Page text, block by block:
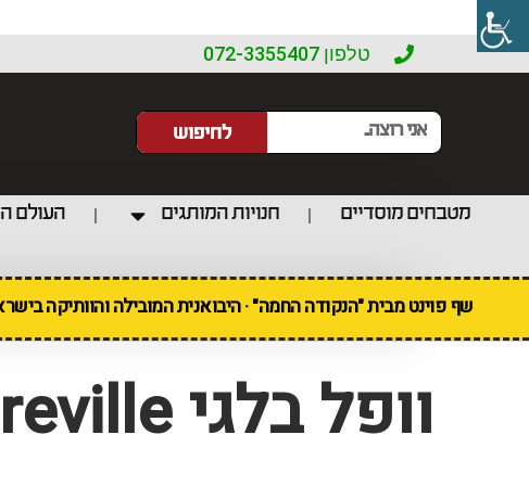
טלפון 072-3355407
לחיפוש
מטבחים מוסדיים חנויות המותגים העולם
שף פוינט מבית "הנקודה החמה" · היבואנית המובילה והוותיקה
וופל בלגי Breville